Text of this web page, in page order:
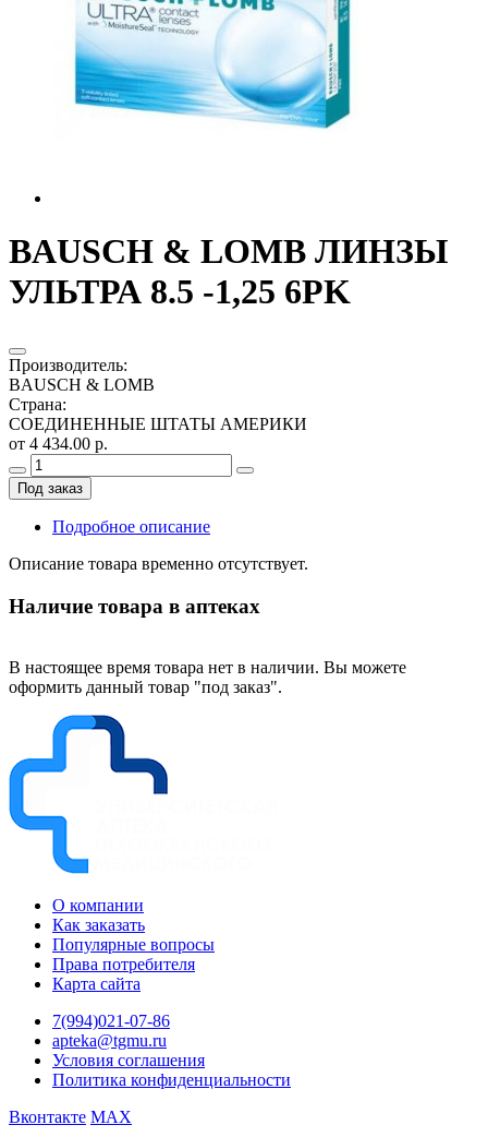
BAUSCH & LOMB ЛИНЗЫ
УЛЬТРА 8.5 -1,25 6PK
Производитель:
BAUSCH & LOMB
Страна:
СОЕДИНЕННЫЕ ШТАТЫ АМЕРИКИ
от 4 434.00 р.
Под заказ
Подробное описание
Описание товара временно отсутствует.
Наличие товара в аптеках
В настоящее время товара нет в наличии. Вы можете
оформить данный товар "под заказ".
О компании
Как заказать
Популярные вопросы
Права потребителя
Карта сайта
7(994)021-07-86
apteka@tgmu.ru
Условия соглашения
Политика конфиденциальности
Вконтакте MAX